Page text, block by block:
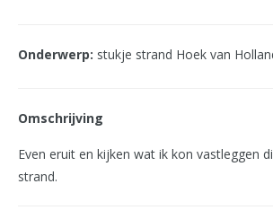
Onderwerp: stukje strand Hoek van
Omschrijving
Even eruit en kijken wat ik kon vastleggen
strand.